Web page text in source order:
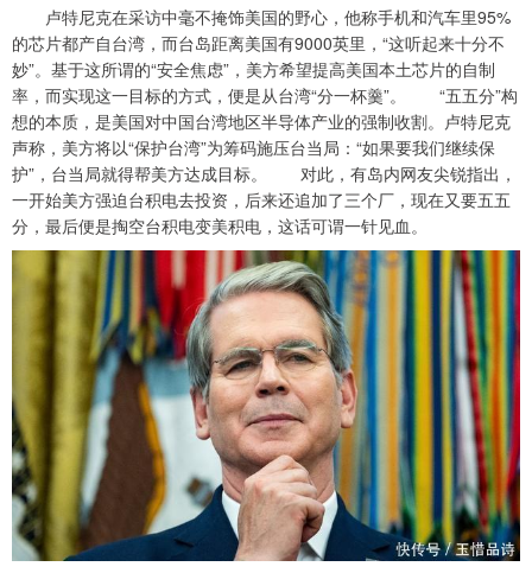
卢特尼克在采访中毫不掩饰美国的野心，他称手机和汽车里95%
的芯片都产自台湾，而台岛距离美国有9000英里，“这听起来十分不
妙”。基于这所谓的“安全焦虑”，美方希望提高美国本土芯片的自制
率，而实现这一目标的方式，便是从台湾“分一杯羹”。 “五五分”构
想的本质，是美国对中国台湾地区半导体产业的强制收割。卢特尼克
声称，美方将以“保护台湾”为筹码施压台当局：“如果要我们继续保
护”，台当局就得帮美方达成目标。 对此，有岛内网友尖锐指出，
一开始美方强迫台积电去投资，后来还追加了三个厂，现在又要五五
分，最后便是掏空台积电变美积电，这话可谓一针见血。